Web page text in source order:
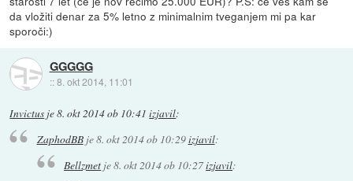
da vložiti denar za 5% letno z minimalnim tveganjem mi pa kar
sporoči:)
GGGGG
::8. okt 2014, 11:01
Invictus je8. okt 2014 ob 10:41 izjavil:
ZaphodBBje8. okt 2014 ob 10:29izjavil:
Bellzmet je8. okt 2014 ob 10:27izjavil: